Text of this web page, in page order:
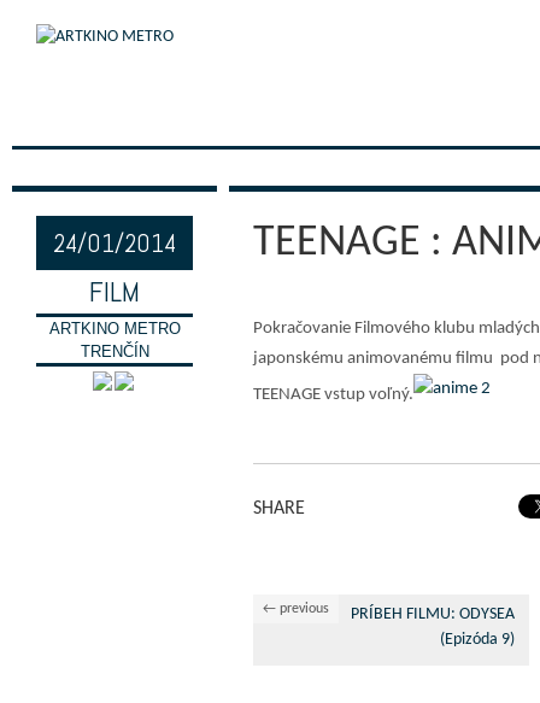
24/01/2014
FILM
ARTKINO METRO
TRENČÍN
TEENAGE :
Pokračovanie Filmového klubu
japonskému animovanému filmu pod
TEENAGE vstup voľný.
SHARE
← previous
PRÍBEH FILMU: ODYSEA
(Epizóda 9)